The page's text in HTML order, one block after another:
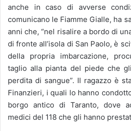
anche in caso di avverse
comunicano le Fiamme Gialle, ha
anni che, “nel risalire a bordo di
di fronte all’isola di San Paolo, è
della propria imbarcazione,
taglio alla pianta del piede che
perdita di sangue”. Il ragazzo è
Finanzieri, i quali lo hanno
borgo antico di Taranto, dove
medici del 118 che gli hanno